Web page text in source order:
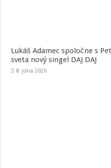
Lukáš Adamec spoločne s
sveta nový singel DAJ DAJ
8. júna 2026